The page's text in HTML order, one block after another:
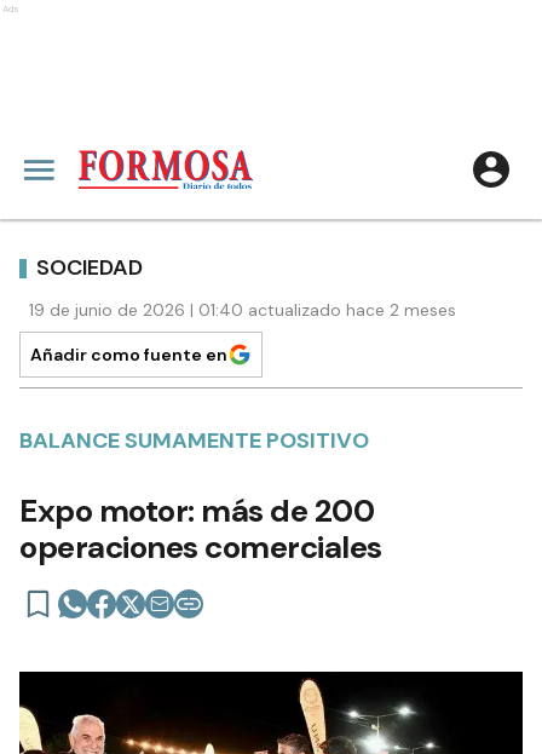
Ads
SOCIEDAD
19 de junio de 2026 | 01:40 actualizado hace 2 meses
Añadir como fuente en
BALANCE SUMAMENTE POSITIVO
Expo motor: más de 200
operaciones comerciales